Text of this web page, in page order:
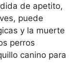
de apetito,
puede
y la muerte
perros
canino para